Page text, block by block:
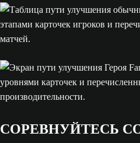
СОРЕВНУЙТЕСЬ